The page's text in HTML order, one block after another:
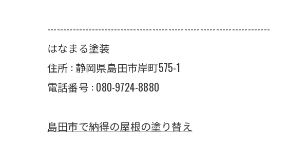
----------------------------------------------------------------------
はなまる塗装
住所 : 静岡県島田市岸町575-1
電話番号 : 080-9724-8880
島田市で納得の屋根の塗り替え